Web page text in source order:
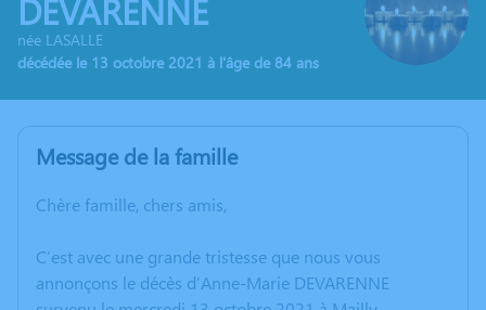
DEVARENNE
née LASALLE
décédée le 13 octobre 2021 à l'âge de 84 ans
Message de la famille
Chère famille, chers amis,
C’est avec une grande tristesse que nous vous
annonçons le décès d’Anne-Marie DEVARENNE